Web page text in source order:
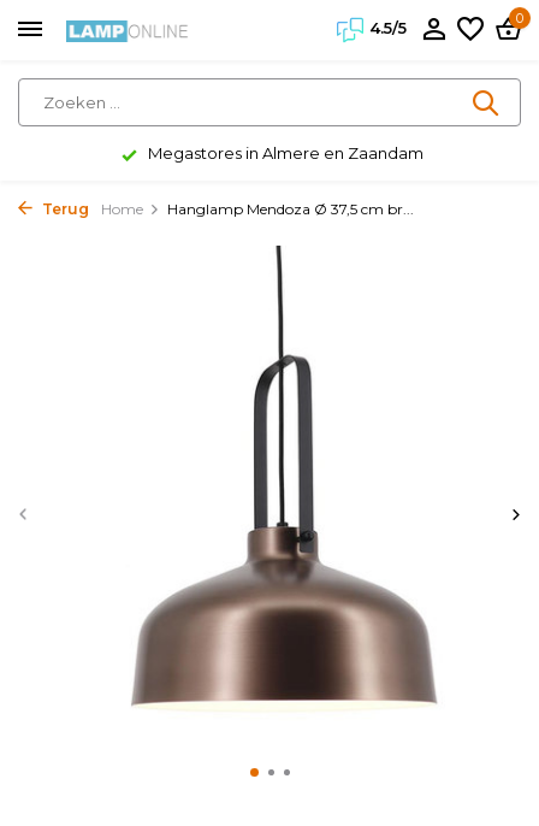
4.5/5
0
Megastores in Almere en Zaandam
Terug Home Hanglamp Mendoza Ø 37,5 cm br...